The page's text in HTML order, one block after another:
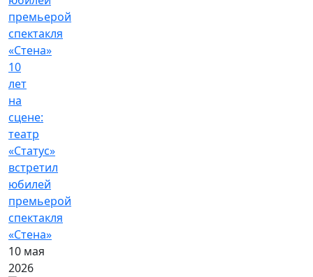
10
лет
на
сцене:
театр
«Статус»
встретил
юбилей
премьерой
спектакля
«Стена»
10 мая
2026